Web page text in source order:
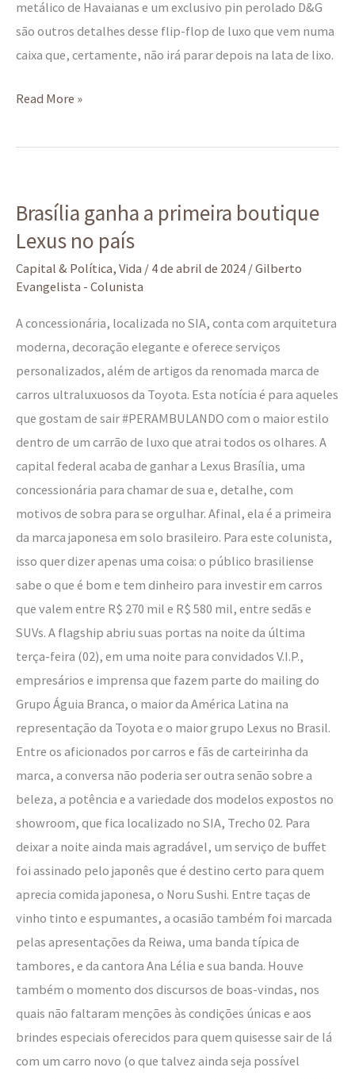
metálico de Havaianas e um exclusivo pin perolado D&G
são outros detalhes desse flip-flop de luxo que vem numa
caixa que, certamente, não irá parar depois na lata de lixo.
Read More »
Brasília ganha a primeira boutique
Lexus no país
Capital & Política, Vida / 4 de abril de 2024 /Gilberto
Evangelista - Colunista
A concessionária, localizada no SIA, conta com arquitetura
moderna, decoração elegante e oferece serviços
personalizados, além de artigos da renomada marca de
carros ultraluxuosos da Toyota. Esta notícia é para aqueles
que gostam de sair #PERAMBULANDO com o maior estilo
dentro de um carrão de luxo que atrai todos os olhares. A
capital federal acaba de ganhar a Lexus Brasília, uma
concessionária para chamar de sua e, detalhe, com
motivos de sobra para se orgulhar. Afinal, ela é a primeira
da marca japonesa em solo brasileiro. Para este colunista,
isso quer dizer apenas uma coisa: o público brasiliense
sabe o que é bom e tem dinheiro para investir em carros
que valem entre R$ 270 mil e R$ 580 mil, entre sedãs e
SUVs. A flagship abriu suas portas na noite da última
terça-feira (02), em uma noite para convidados V.I.P.,
empresários e imprensa que fazem parte do mailing do
Grupo Águia Branca, o maior da América Latina na
representação da Toyota e o maior grupo Lexus no Brasil.
Entre os aficionados por carros e fãs de carteirinha da
marca, a conversa não poderia ser outra senão sobre a
beleza, a potência e a variedade dos modelos expostos no
showroom, que fica localizado no SIA, Trecho 02. Para
deixar a noite ainda mais agradável, um serviço de buffet
foi assinado pelo japonês que é destino certo para quem
aprecia comida japonesa, o Noru Sushi. Entre taças de
vinho tinto e espumantes, a ocasião também foi marcada
pelas apresentações da Reiwa, uma banda típica de
tambores, e da cantora Ana Lélia e sua banda. Houve
também o momento dos discursos de boas-vindas, nos
quais não faltaram menções às condições únicas e aos
brindes especiais oferecidos para quem quisesse sair de lá
com um carro novo (o que talvez ainda seja possível
ganha
a
primeira
boutique